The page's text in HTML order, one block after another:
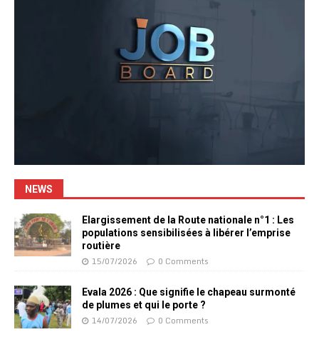
NEWS
Elargissement de la Route nationale n°1 : Les
populations sensibilisées à libérer l’emprise
routière
15/07/2026 0 Comments
Evala 2026 : Que signifie le chapeau surmonté
de plumes et qui le porte ?
14/07/2026 0 Comments